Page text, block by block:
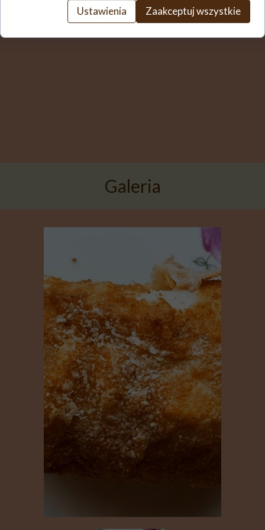
Galeria
Ustawienia Zaakceptuj wszystkie